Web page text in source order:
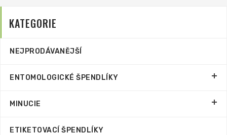
KATEGORIE
NEJPRODÁVANĚJŠÍ
ENTOMOLOGICKÉ ŠPENDLÍKY
MINUCIE
ETIKETOVACÍ ŠPENDLÍKY